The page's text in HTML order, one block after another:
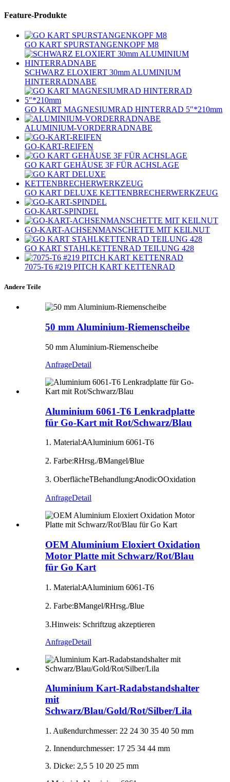
Feature-Produkte
GO KART SPURSTANGENKOPF M8
SCHWARZ ELOXIERT 30mm ALUMINIUM
HINTERRADNABE
GO KART MAGNESIUMRAD HINTERRAD 5″*210mm
ALUMINIUM-VORDERRADNABE
GO-KART-REIFEN
GO KART GEHÄUSE 3F FÜR ACHSLAGE
GO KART DELUXE KETTENBRECHERWERKZEUG
GO-KART-SPINDEL
GO-KART-ACHSENMANSCHETTE MIT KEILNUT
GO KART STAHLKETTENRAD TEILUNG 428
7075‐T6 #219 PITCH KART KETTENRAD
Andere Teile
50 mm Aluminium-Riemenscheibe
50 mm Aluminium-Riemenscheibe
AnfrageDetail
Aluminium 6061-T6 Lenkradplatte
für Go-Kart mit Rot/Schwarz/Blau
1. Material:AAluminium 6061-T6
2. Farbe:RHrsg./BMangel/Blue
3. OberflächeTBehandlung:AnodicOOxidation
AnfrageDetail
OEM Aluminium Eloxiert Oxidation
Motor Platte mit Schwarz/Rot/Blau
für Go Kart
1. Material:AAluminium 6061-T6
2. Farbe:BMangel/RHrsg./Blue
3.Hinweis: Schriftzug akzeptieren
AnfrageDetail
Aluminium Kart-Radabstandshalter
mit
Schwarz/Blau/Gold/Rot/Silber/Lila
1. Außendurchmesser: 22 24 30 35 40 50 mm
2. Innendurchmesser: 17 25 34 44 mm
3. Dicke: 2,5 5 10 20 25 mm